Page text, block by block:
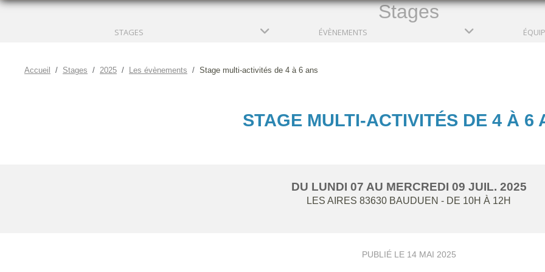
Stages
STAGES ÉVÈNEMENTS
Accueil Stages 2025 Les évènements Stage multi-activités de 4 à 6 ans
STAGE MULTI-ACTIVITÉS DE 4 À 6
DU LUNDI 07 AU MERCREDI 09 JUIL. 2025
LES AIRES 83630 BAUDUEN - DE 10H À 12H
PUBLIÉ LE 14 MAI 2025